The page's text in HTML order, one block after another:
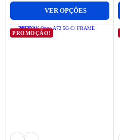
VER OPÇÕES
PROMOÇÃO!